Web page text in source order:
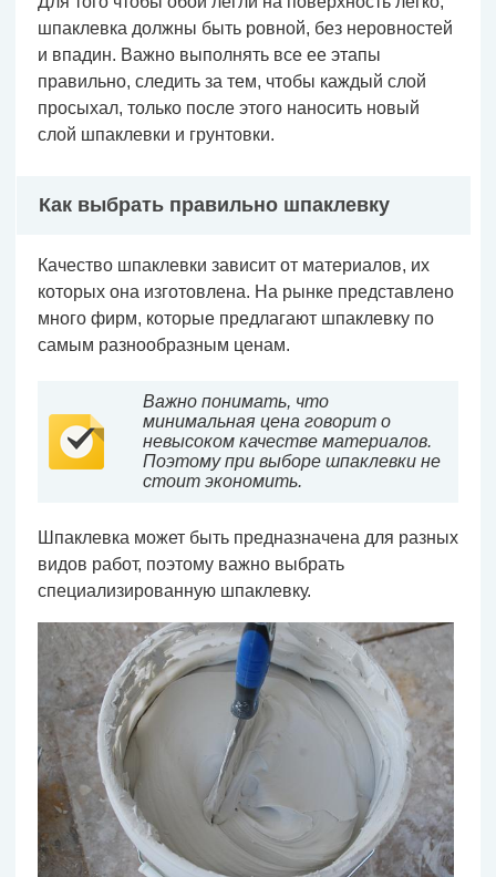
шпаклевка должны быть ровной, без неровностей
и впадин. Важно выполнять все ее этапы
правильно, следить за тем, чтобы каждый слой
просыхал, только после этого наносить новый
слой шпаклевки и грунтовки.
Как выбрать правильно шпаклевку
Качество шпаклевки зависит от материалов, их
которых она изготовлена. На рынке представлено
много фирм, которые предлагают шпаклевку по
самым разнообразным ценам.
Важно понимать, что
минимальная цена говорит о
невысоком качестве материалов.
Поэтому при выборе шпаклевки не
стоит экономить.
Шпаклевка может быть предназначена для разных
видов работ, поэтому важно выбрать
специализированную шпаклевку.